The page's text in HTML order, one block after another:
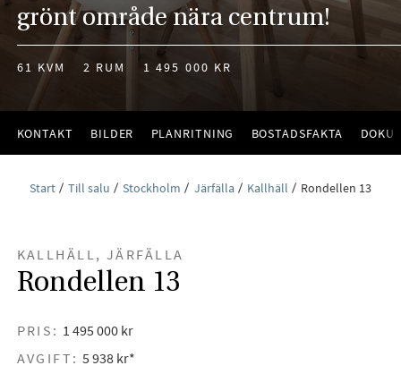
grönt område nära centrum!
61 KVM 2 RUM 1 495 000 KR
KONTAKT BILDER PLANRITNING BOSTADSFAKTA
Start Till salu Stockholm Järfälla Kallhäll Rondellen 13
KALLHÄLL, JÄRFÄLLA
Rondellen 13
PRIS: 1 495 000 kr
AVGIFT: 5 938 kr*